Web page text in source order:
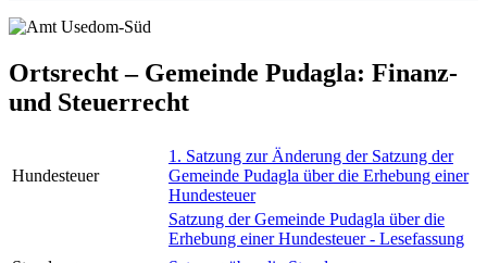
Ortsrecht – Gemeinde Pudagla: Finanz-
und Steuerrecht
Hundesteuer
1. Satzung zur Änderung der Satzung der
Gemeinde Pudagla über die Erhebung einer
Hundesteuer
Satzung der Gemeinde Pudagla über die
Erhebung einer Hundesteuer - Lesefassung